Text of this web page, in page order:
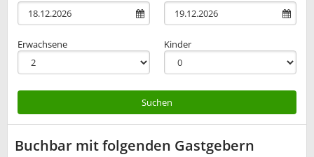
Erwachsene Kinder
Suchen
Buchbar mit folgenden Gastgebern